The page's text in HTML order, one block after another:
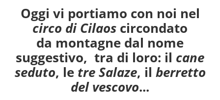
Oggi vi portiamo con noi nel
circo di Cilaos circondato
da montagne dal nome
suggestivo, tra di loro: il cane
seduto, letre Salaze, il berretto
del vescovo...